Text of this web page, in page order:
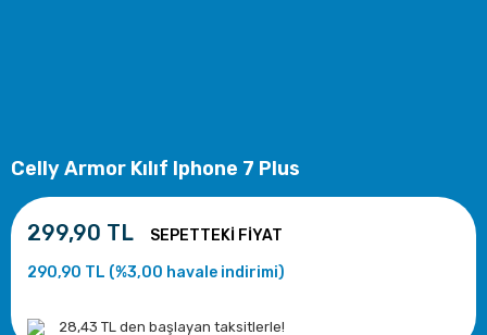
Celly Armor Kılıf Iphone 7 Plus
299,90 TL
290,90 TL (%3,00 havale indirimi)
28,43 TL den başlayan taksitlerle!